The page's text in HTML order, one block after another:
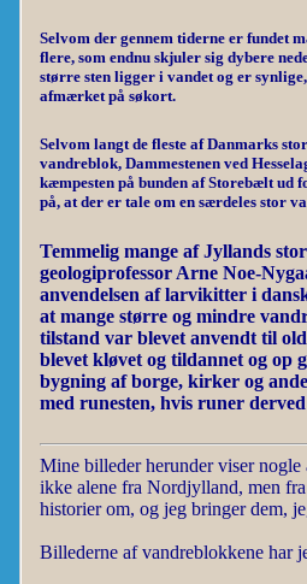
Selvom der gennem tiderne er fundet
flere, som endnu skjuler sig dybere
større sten ligger i vandet og er
afmærket på søkort.
Selvom langt de fleste af Danmarks
vandreblok, Dammestenen ved
kæmpesten på bunden af Storebælt ud
på, at der er tale om en særdeles stor
Temmelig mange af Jyllands
geologiprofessor Arne Noe-
anvendelsen af larvikitter i
at mange større og mindre
tilstand var blevet anvendt til
blevet kløvet og tildannet og op
bygning af borge, kirker og
med runesten, hvis runer
Mine billeder herunder viser
ikke alene fra Nordjylland, men
historier om, og jeg bringer dem,
Billederne af vandreblokkene har